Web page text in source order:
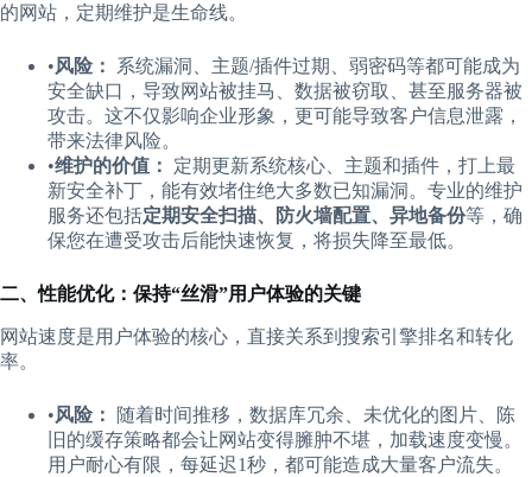
的网站，定期维护是生命线。
•​​风险：​
​ 系统漏洞、主题/插件过期、弱密码等都可能成为
安全缺口，导致网站被挂马、数据被窃取、甚至服务器被
攻击。这不仅影响企业形象，更可能导致客户信息泄露，
带来法律风险。
•​​维护的价值：​
​ 定期更新系统核心、主题和插件，打上最
新安全补丁，能有效堵住绝大多数已知漏洞。专业的维护
服务还包括​​定期安全扫描、防火墙配置、异地备份​​等，确
保您在遭受攻击后能快速恢复，将损失降至最低。
​二、性能优化：保持“丝滑”用户体验的关键​
网站速度是用户体验的核心，直接关系到搜索引擎排名和转化
率。
•​​风险：​
​ 随着时间推移，数据库冗余、未优化的图片、陈
旧的缓存策略都会让网站变得臃肿不堪，加载速度变慢。
用户耐心有限，每延迟1秒，都可能造成大量客户流失。